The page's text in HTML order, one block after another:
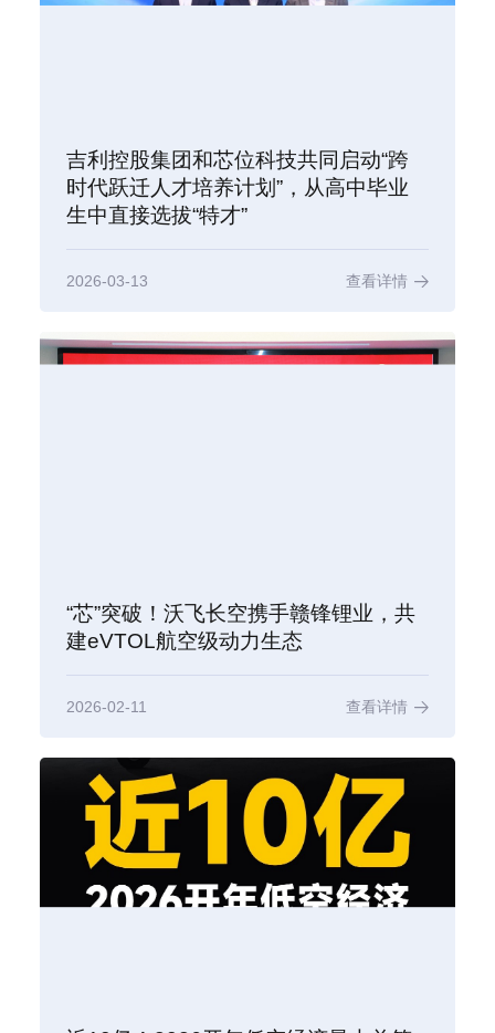
吉利控股集团和芯位科技共同启动“跨
时代跃迁人才培养计划”，从高中毕业
生中直接选拔“特才”
2026-03-13 查看详情
“芯”突破！沃飞长空携手赣锋锂业，共
建eVTOL航空级动力生态
2026-02-11 查看详情